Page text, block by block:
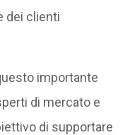
dei clienti
importante
di mercato e
di supportare